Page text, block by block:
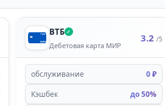
ВТБ ✓
Дебетовая карта МИР
3.2 /5
обслуживание
0 ₽
Кэшбек
до 50%